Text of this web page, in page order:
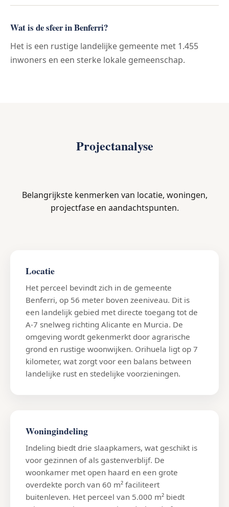
Wat is de sfeer in Benferri?
Het is een rustige landelijke gemeente met 1.455
inwoners en een sterke lokale gemeenschap.
Projectanalyse
Belangrijkste kenmerken van locatie, woningen,
projectfase en aandachtspunten.
Locatie
Het perceel bevindt zich in de gemeente
Benferri, op 56 meter boven zeeniveau. Dit is
een landelijk gebied met directe toegang tot de
A-7 snelweg richting Alicante en Murcia. De
omgeving wordt gekenmerkt door agrarische
grond en rustige woonwijken. Orihuela ligt op 7
kilometer, wat zorgt voor een balans between
landelijke rust en stedelijke voorzieningen.
Woningindeling
Indeling biedt drie slaapkamers, wat geschikt is
voor gezinnen of als gastenverblijf. De
woonkamer met open haard en een grote
overdekte porch van 60 m² faciliteert
buitenleven. Het perceel van 5.000 m² biedt